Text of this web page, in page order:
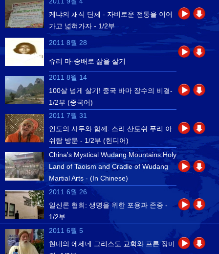
케냐의 채식 단체 - 자비로운 전통을 이어
가고 넓혀가자 - 1/2부
2011 8월 28
슈리 마-숭배로 삶을 살기
2011 8월 14
100살 넘게 살기! 중국 바마 장수의 비결-
1/2부 (중국어)
2011 7월 31
인도의 사두와 함께: 스리 산토쉬 푸리 아
쉬람 방문 - 1/2부 (힌디어)
China's Mystical Wudang Mountains:Holy
Land of Taoism and Cradle of Wudang
Martial Arts - (In Chinese)
2011 6월 26
일신론 협회: 생명을 위한 포용과 존중 -
1/2부
2011 6월 5
현대의 에세네 그리스도 교회와 프른 장미